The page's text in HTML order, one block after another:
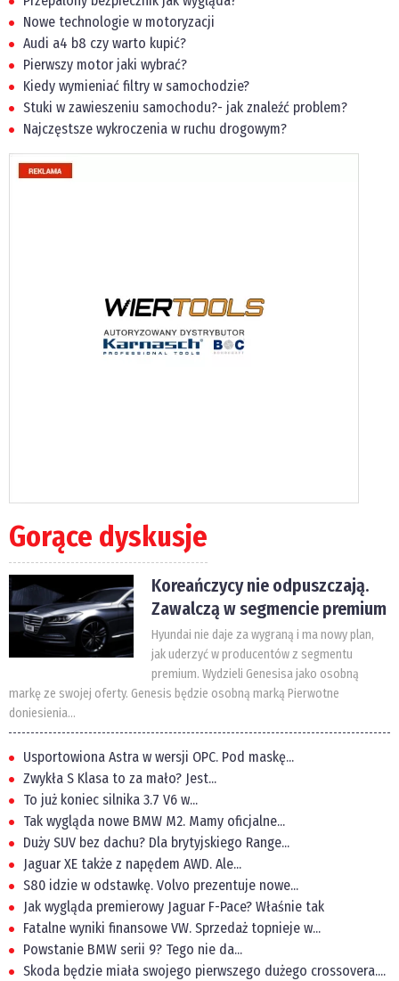
Nowe technologie w motoryzacji
Audi a4 b8 czy warto kupić?
Pierwszy motor jaki wybrać?
Kiedy wymieniać filtry w samochodzie?
Stuki w zawieszeniu samochodu?- jak znaleźć problem?
Najczęstsze wykroczenia w ruchu drogowym?
Gorące dyskusje
Koreańczycy nie odpuszczają.
Zawalczą w segmencie premium
Hyundai nie daje za wygraną i ma nowy plan,
jak uderzyć w producentów z segmentu
premium. Wydzieli Genesisa jako osobną
markę ze swojej oferty. Genesis będzie osobną marką Pierwotne
doniesienia...
Usportowiona Astra w wersji OPC. Pod maskę...
Zwykła S Klasa to za mało? Jest...
To już koniec silnika 3.7 V6 w...
Tak wygląda nowe BMW M2. Mamy oficjalne...
Duży SUV bez dachu? Dla brytyjskiego Range...
Jaguar XE także z napędem AWD. Ale...
S80 idzie w odstawkę. Volvo prezentuje nowe...
Jak wygląda premierowy Jaguar F-Pace? Właśnie tak
Fatalne wyniki finansowe VW. Sprzedaż topnieje w...
Powstanie BMW serii 9? Tego nie da...
Skoda będzie miała swojego pierwszego dużego crossovera....